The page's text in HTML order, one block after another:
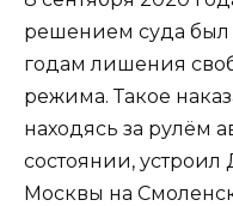
решением суда был
годам лишения
режима. Такое
находясь за рулём
состоянии,
Москвы на